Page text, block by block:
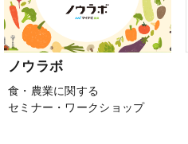
ノウラボ
食・農業に関する
セミナー・ワークショップ